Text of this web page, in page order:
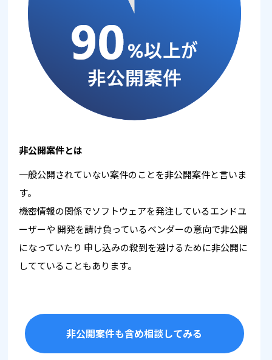
非公開案件とは
一般公開されていない案件のことを非公開案件と言いま
す。
機密情報の関係でソフトウェアを発注しているエンドユ
ーザーや 開発を請け負っているベンダーの意向で非公開
になっていたり 申し込みの殺到を避けるために非公開に
してていることもあります。
非公開案件も含め相談してみる